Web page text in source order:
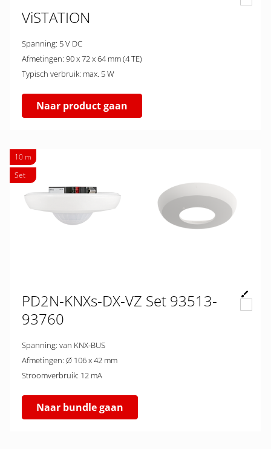
ViSTATION
Spanning: 5 V DC
Afmetingen: 90 x 72 x 64 mm (4 TE)
Typisch verbruik: max. 5 W
Naar product gaan
10 m
Set
PD2N-KNXs-DX-VZ Set 93513-
93760
Spanning: van KNX-BUS
Afmetingen: Ø 106 x 42 mm
Stroomverbruik: 12 mA
Naar bundle gaan